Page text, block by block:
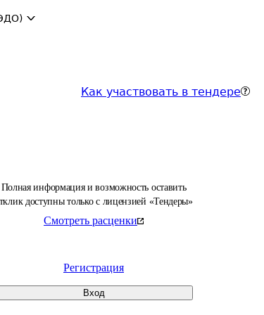
Как участвовать в тендере
Полная информация и возможность оставить
доступны только с лицензией «Тендеры»
Смотреть расценки
Регистрация
Вход